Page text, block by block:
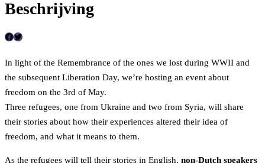
Beschrijving
F
a
c
e
b
o
o
T
w
e
In light of the Remembrance of the ones we lost during WWII and
the subsequent Liberation Day, we’re hosting an event about
freedom on the 3rd of May.
Three refugees, one from Ukraine and two from Syria, will share
their stories about how their experiences altered their idea of
freedom, and what it means to them.
As the refugees will tell their stories in English, non-Dutch speakers